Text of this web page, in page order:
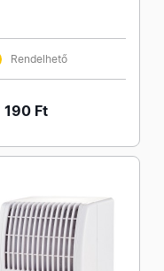
Rendelhető
190 Ft